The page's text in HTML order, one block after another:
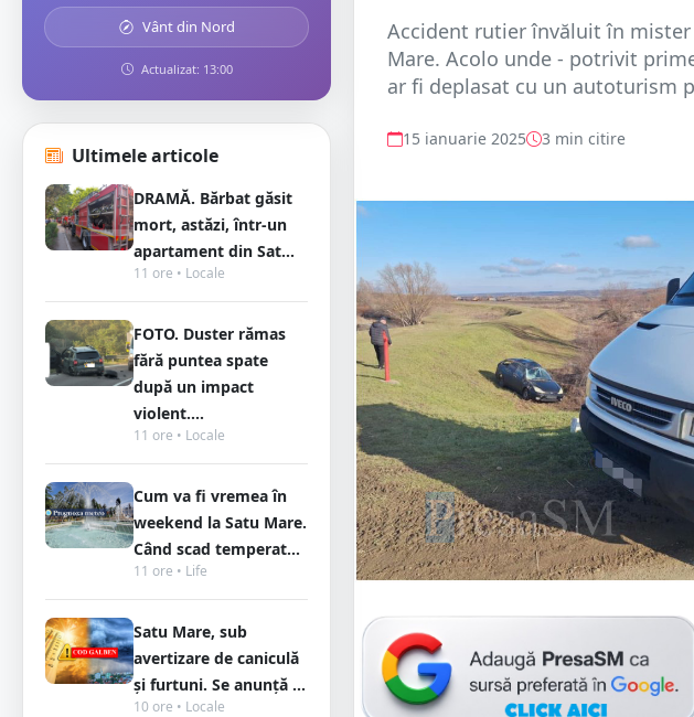
Vânt din Nord
Actualizat: 13:00
Ultimele articole
DRAMĂ. Bărbat găsit
mort, astăzi, într-un
apartament din Sat...
11 ore • Locale
FOTO. Duster rămas
fără puntea spate
după un impact
violent....
11 ore • Locale
Cum va fi vremea în
weekend la Satu Mare.
Când scad temperat...
11 ore • Life
Satu Mare, sub
avertizare de caniculă
și furtuni. Se anunță ...
10 ore • Locale
Accident rutier învăluit în
Mare. Acolo unde - potrivit
ar fi deplasat cu un autoturism
15 ianuarie 2025 3 min citire